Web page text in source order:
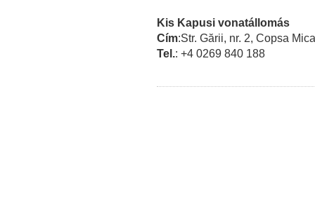
Kis Kapusi vonatállomás
Cím:Str. Gării, nr. 2, Copsa Mica
Tel.: +4 0269 840 188